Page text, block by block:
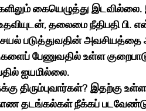
கையெழுத்து
தலைமை நீதிபதி பி.
படுத்துவதின் அவசியத்தை
பேணுவதில் உள்ள
ஐயமில்லை.
காண தடங்கல்கள் நீக்கப்